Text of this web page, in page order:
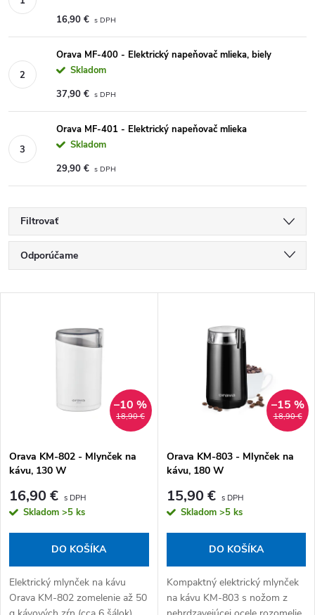
16,90 €
Orava MF-400 - Elektrický napeňovač mlieka, biely
Skladom
37,90 €
Orava MF-401 - Elektrický napeňovač mlieka
Skladom
29,90 €
Filtrovať
Radenie produktov
Odporúčame
Najpredávanejšie
18,90 €
–10 %
Orava KM-802 - Mlynček na
kávu, 130 W
16,90 €
Skladom >5 ks
DO KOŠÍKA
Elektrický mlynček na kávu
Orava KM-802 zomelenie až 50
18,90 €
–15 %
Orava KM-803 - Mlynček na
kávu, 180 W
15,90 €
Skladom >5 ks
DO KOŠÍKA
Kompaktný elektrický mlynček
na kávu KM-803 s nožom z